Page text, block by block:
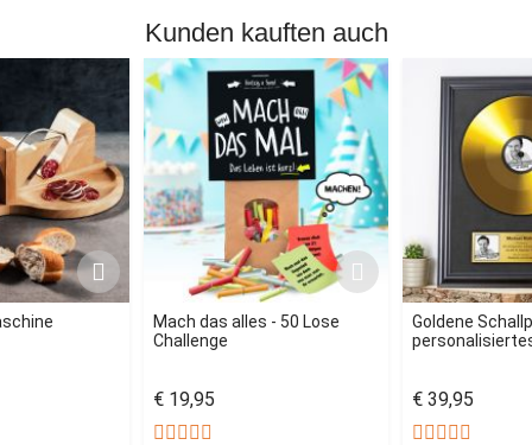
Kunden kauften auch
Mach das alles - 50 Lose
Challenge
€ 19,95
Goldene
€ 39,95